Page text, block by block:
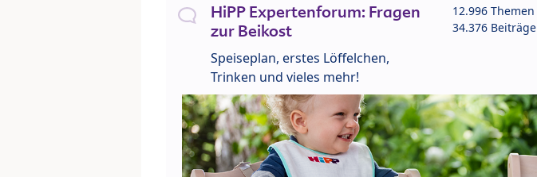
HiPP Expertenforum: Fragen
zur Beikost
Speiseplan, erstes Löffelchen,
Trinken und vieles mehr!
12.996 Themen
34.376 Beiträge